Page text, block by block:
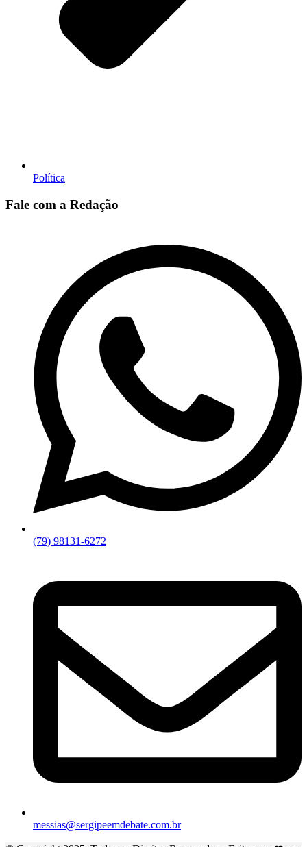
Política
Fale com a Redação
(79) 98131-6272
messias@sergipeemdebate.com.br